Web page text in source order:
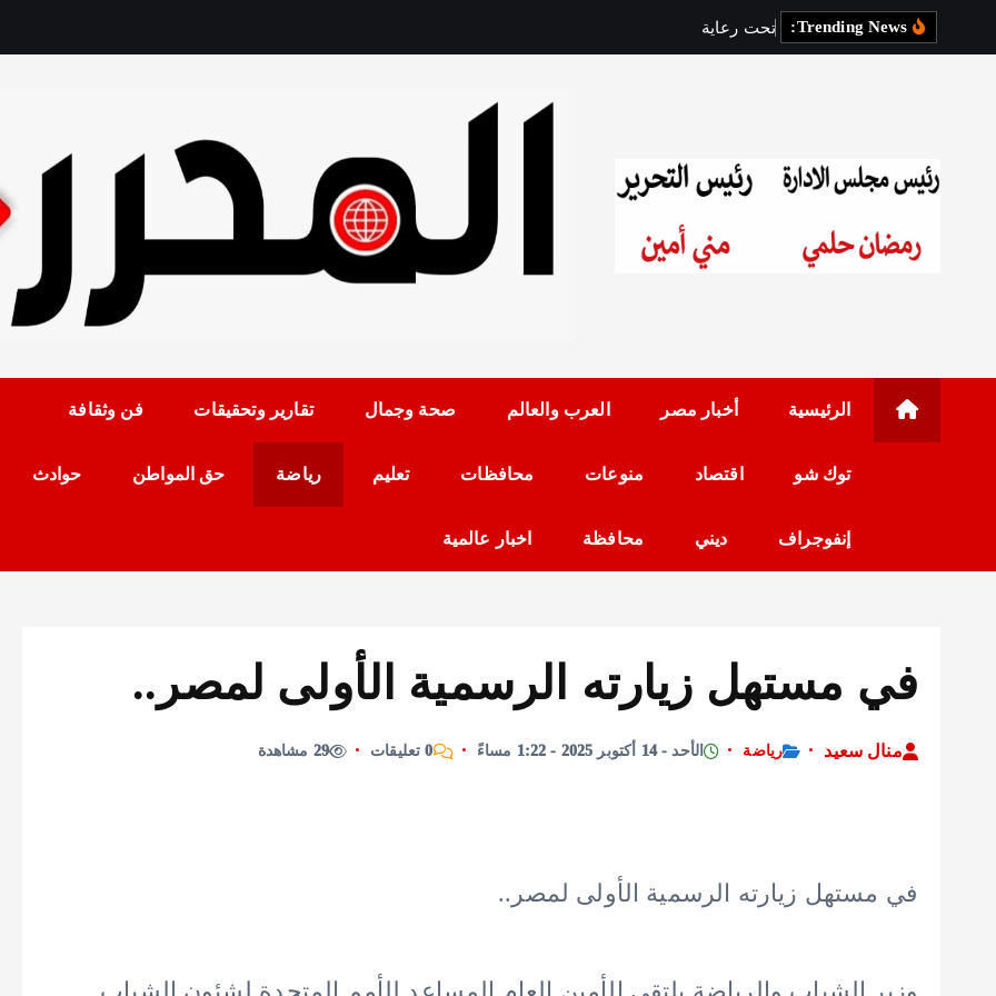
م
تحت ر عاية
رئيس مجلس الإدارة: رمضان حلمي رئيس
الرئيسية أخبار مصر العرب والعالم صحة وجمال تقارير وتحقيقات فن وثقافة
توك شو اقتصاد منوعات محافظات تعليم رياضة حق المواطن حوادث
إنفوجراف ديني محافظة اخبار عالمية
في مستهل زيارته الرسمية الأولى لمصر..
منال سعيد رياضة الأحد - 14 أكتوبر 2025 - 1:22 مساءً 0 تعليقات 29 مشاهدة
في مستهل زيارته الرسمية الأولى لمصر..